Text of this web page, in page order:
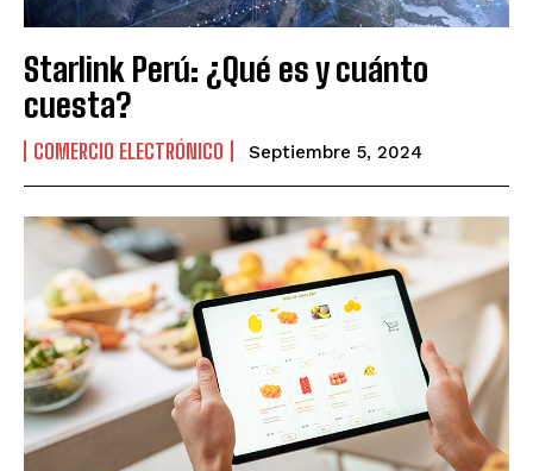
Starlink Perú: ¿Qué es y cuánto
cuesta?
COMERCIO ELECTRÓNICO Septiembre 5, 2024